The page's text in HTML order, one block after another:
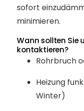
sofort
minimieren.
Wann sollten Sie
kontaktieren?
Rohrbruch
Heizung
Winter)